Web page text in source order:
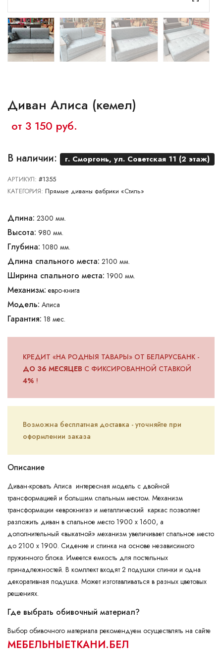
Могилев
Сморгонь
Диван Алиса (кемел)
от 3 150 руб.
В наличии: г. Сморгонь, ул. Советская 11 (2 этаж)
АРТИКУЛ: #1355
КАТЕГОРИЯ: Прямые диваны фабрики «Стиль»
Длина: 2300 мм.
Высота: 980 мм.
Глубина: 1080 мм.
Длина спального места: 2100 мм.
Ширина спального места: 1900 мм.
Механизм: евро-книга
Модель: Алиса
Гарантия: 18 мес.
КРЕДИТ «НА РОДНЫЯ ТАВАРЫ» ОТ БЕЛАРУСБАНК -
ДО 36 МЕСЯЦЕВ С ФИКСИРОВАННОЙ СТАВКОЙ
4% !
Возможна бесплатная доставка - уточняйте при
оформлении заказа
Описание
Диван-кровать Алиса интересная модель с двойной
трансформацией и большим спальным местом. Механизм
трансформации «еврокнига» и металлический каркас позволяет
разложить диван в спальное место 1900 х 1600, а
дополнительный «выкатной» механизм увеличивает спальное место
до 2100 х 1900. Сидение и спинка на основе независимого
пружинного блока. Имеется емкость для постельных
принадлежностей. В комплект входят 2 подушки спинки и одна
декоративная подушка. Может изготавливаться в разных цветовых
решениях.
Где выбрать обивочный материал?
Выбор обивочного материала рекомендуем осуществлять на сайте
МЕБЕЛЬНЫЕТКАНИ.БЕЛ